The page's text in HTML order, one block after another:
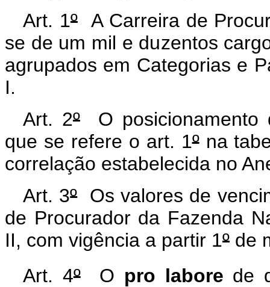
Art. 1ºA Carreira de
se de um mil e duzentos
agrupados em Categorias e
I.
Art. 2ºO posicionamento
que se refere o art. 1ºna
correlação estabelecida no
Art. 3ºOs valores de
de Procurador da Fazenda
II, com vigência a partir 1º de
Art. 4ºO pro labore de